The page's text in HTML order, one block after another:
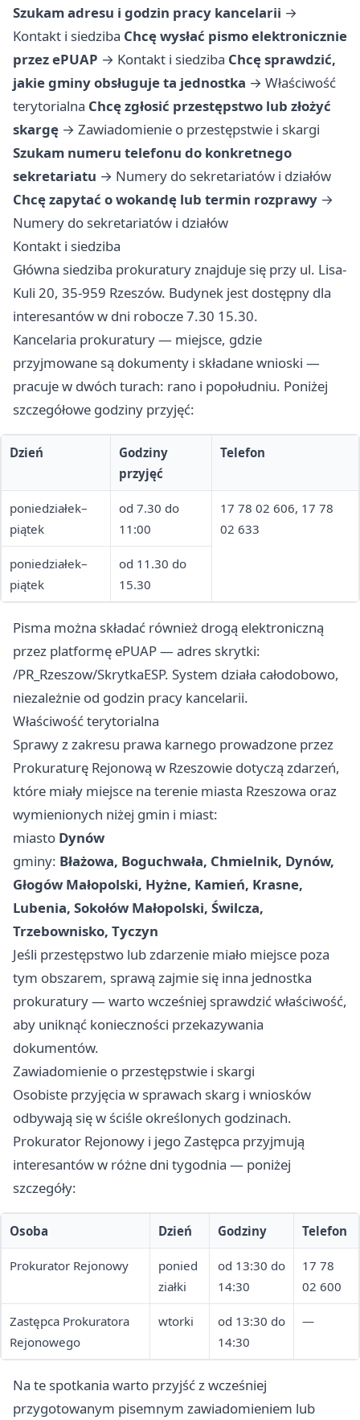
Szukam adresu i godzin pracy kancelarii →
Kontakt i siedziba Chcę wysłać pismo elektronicznie
przez ePUAP → Kontakt i siedziba Chcę sprawdzić,
jakie gminy obsługuje ta jednostka → Właściwość
terytorialna Chcę zgłosić przestępstwo lub złożyć
skargę → Zawiadomienie o przestępstwie i skargi
Szukam numeru telefonu do konkretnego
sekretariatu → Numery do sekretariatów i działów
Chcę zapytać o wokandę lub termin rozprawy →
Numery do sekretariatów i działów
Kontakt i siedziba
Główna siedziba prokuratury znajduje się przy ul. Lisa-
Kuli 20, 35-959 Rzeszów. Budynek jest dostępny dla
interesantów w dni robocze 7.30 15.30.
Kancelaria prokuratury — miejsce, gdzie
przyjmowane są dokumenty i składane wnioski —
pracuje w dwóch turach: rano i popołudniu. Poniżej
szczegółowe godziny przyjęć:
Dzień
Godziny
przyjęć
Telefon
poniedziałek–
piątek
od 7.30 do
11:00
17 78 02 606, 17 78
02 633
poniedziałek–
piątek
od 11.30 do
15.30
Pisma można składać również drogą elektroniczną
przez platformę ePUAP — adres skrytki:
/PR_Rzeszow/SkrytkaESP. System działa całodobowo,
niezależnie od godzin pracy kancelarii.
Właściwość terytorialna
Sprawy z zakresu prawa karnego prowadzone przez
Prokuraturę Rejonową w Rzeszowie dotyczą zdarzeń,
które miały miejsce na terenie miasta Rzeszowa oraz
wymienionych niżej gmin i miast:
miasto Dynów
gminy: Błażowa, Boguchwała, Chmielnik, Dynów,
Głogów Małopolski, Hyżne, Kamień, Krasne,
Lubenia, Sokołów Małopolski, Świlcza,
Trzebownisko, Tyczyn
Jeśli przestępstwo lub zdarzenie miało miejsce poza
tym obszarem, sprawą zajmie się inna jednostka
prokuratury — warto wcześniej sprawdzić właściwość,
aby uniknąć konieczności przekazywania
dokumentów.
Zawiadomienie o przestępstwie i skargi
Osobiste przyjęcia w sprawach skarg i wniosków
odbywają się w ściśle określonych godzinach.
Prokurator Rejonowy i jego Zastępca przyjmują
interesantów w różne dni tygodnia — poniżej
szczegóły:
Osoba Dzień Godziny Telefon
Prokurator Rejonowy
ponied
ziałki
od 13:30 do
14:30
17 78
02 600
Zastępca Prokuratora
Rejonowego
wtorki
od 13:30 do
14:30
—
Na te spotkania warto przyjść z wcześniej
przygotowanym pisemnym zawiadomieniem lub